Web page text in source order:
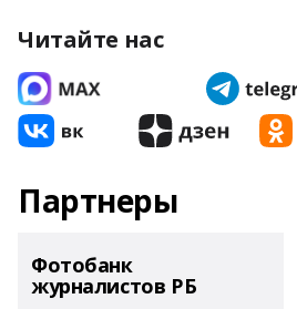
Читайте нас
Партнеры
Фотобанк
журналистов РБ